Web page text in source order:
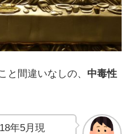
と 間違いなしの、 中毒性
年5月現